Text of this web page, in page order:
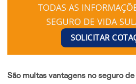
TODAS AS
SEGURO DE VIDA
SOLICITAR
São muitas vantagens no seguro